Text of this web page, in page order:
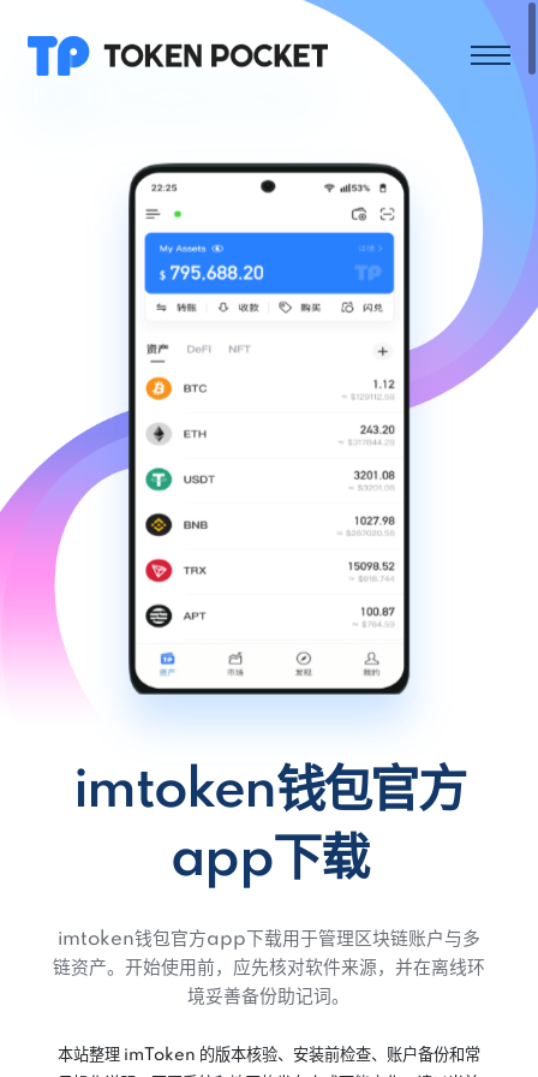
imtoken钱包官方
app下载
imtoken钱包官方app下载用于管理区块链账户与多
链资产。开始使用前，应先核对软件来源，并在离线环
境妥善备份助记词。
本站整理 imToken 的版本核验、安装前检查、账户备份和常